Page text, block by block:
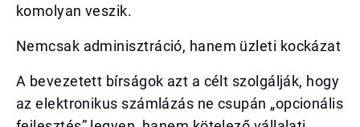
komolyan veszik.
Nemcsak adminisztráció, hanem üzleti kockázat
A bevezetett bírságok azt a célt szolgálják, hogy
az elektronikus számlázás ne csupán „opcionális